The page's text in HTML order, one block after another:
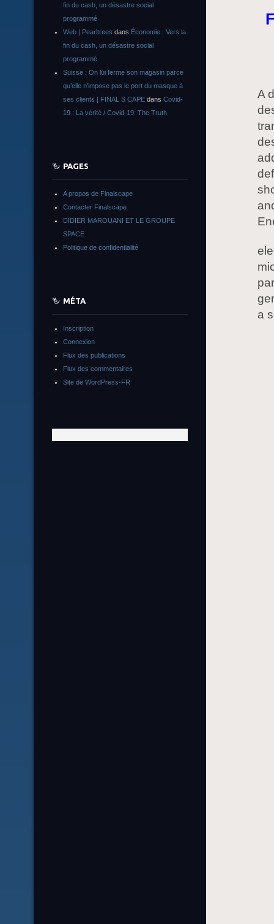
A
a
fin du cash, un désastre social
programmé
Web | Pearltrees dans Économie : Vers la
fin du cash, un désastre social
programmé
Suisse : On lui ferme son magasin parce
qu’elle n’impose pas le port du masque à
ses clients | FINAL S CAPE dans Covid-
19 : La vérité / Covid-19: The Truth
PAGES
A propos de Finalscape
Contacter Finalscape
DIDIER MAROUANI ET LE GROUPE
SPACE
Politique de confidentialité
MÉTA
Inscription
Connexion
Flux des publications
Flux des commentaires
Site de WordPress-FR